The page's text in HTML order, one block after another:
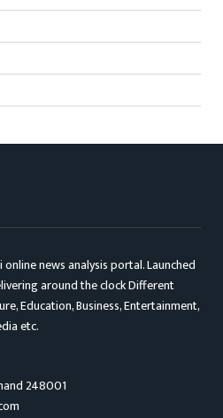
news analysis portal. Launched
around the clock Different
Education, Business, Entertainment,
etc.
248001